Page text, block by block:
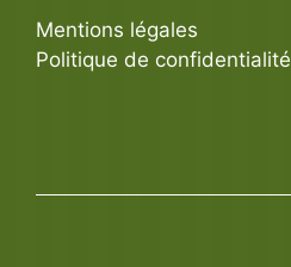
Mentions légales
Politique de confidentialité